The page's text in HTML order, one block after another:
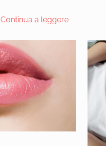
Continua a leggere